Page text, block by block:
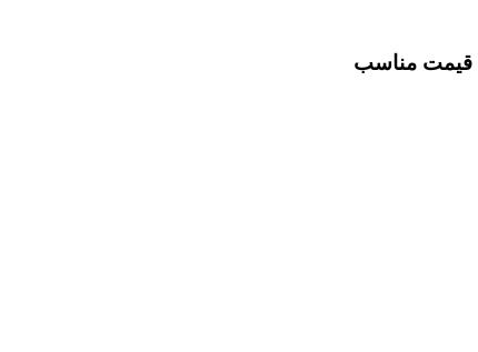
قیمت مناسب